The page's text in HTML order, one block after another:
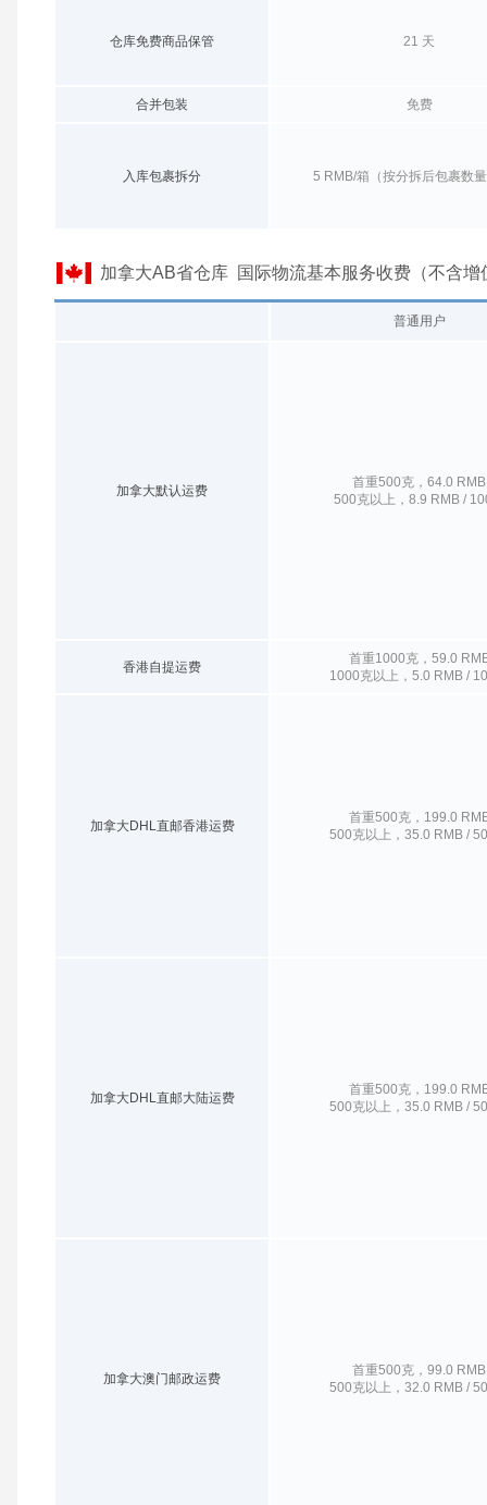
仓库免费商品保管 21 天
合并包装 免费
入库包裹拆分 5 RMB/箱（按分拆后包裹数
加拿大AB省仓库 国际物流基本服务收费（不含增
普通用户
加拿大默认运费
首重500克，64.0 RMB
500克以上，8.9 RMB /
香港自提运费
首重1000克，59.0
1000克以上，5.0 RMB /
加拿大DHL直邮香港运费
首重500克，199.0
500克以上，35.0 RMB /
加拿大DHL直邮大陆运费
首重500克，199.0
500克以上，35.0 RMB /
加拿大澳门邮政运费
首重500克，99.0 RMB
500克以上，32.0 RMB /